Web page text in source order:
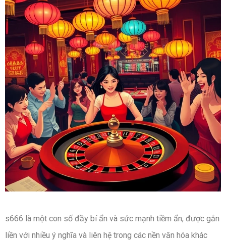
s666 là một con số đầy bí ẩn và sức mạnh tiềm ẩn, được gắn
liền với nhiều ý nghĩa và liên hệ trong các nền văn hóa khác